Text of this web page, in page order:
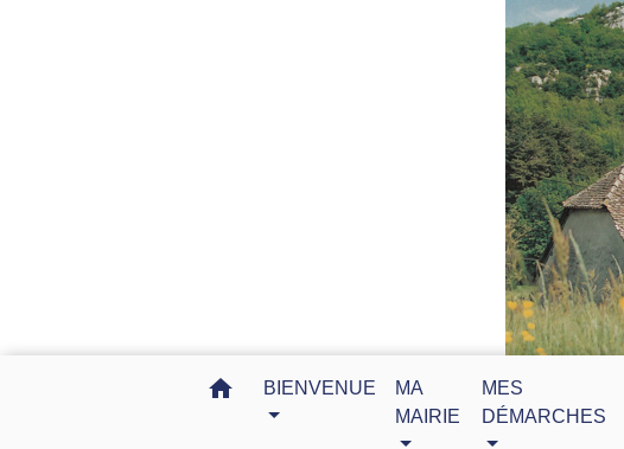
home BIENVENUE
MA
MAIRIE
MES
DÉMARCHES